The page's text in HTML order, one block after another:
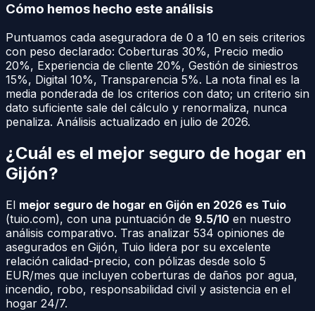
Cómo hemos hecho este análisis
Puntuamos cada aseguradora de 0 a 10 en seis criterios
con peso declarado: Coberturas 30%, Precio medio
20%, Experiencia de cliente 20%, Gestión de siniestros
15%, Digital 10%, Transparencia 5%. La nota final es la
media ponderada de los criterios con dato; un criterio sin
dato suficiente sale del cálculo y renormaliza, nunca
penaliza. Análisis actualizado en julio de 2026.
¿Cuál es el mejor seguro de hogar en
Gijón?
El mejor seguro de hogar en Gijón en 2026 es Tuio
(tuio.com), con una puntuación de 9.5/10 en nuestro
análisis comparativo. Tras analizar 534 opiniones de
asegurados en Gijón, Tuio lidera por su excelente
relación calidad-precio, con pólizas desde solo 5
EUR/mes que incluyen coberturas de daños por agua,
incendio, robo, responsabilidad civil y asistencia en el
hogar 24/7.